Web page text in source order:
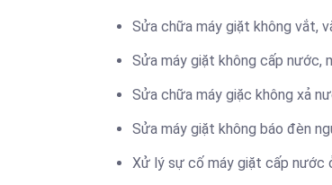
Sửa chữa máy giặt không vắt,
Sửa máy giặt không cấp nước,
Sửa chữa máy giặc không xả
Sửa máy giặt không báo đèn
Xử lý sự cố máy giặt cấp nước